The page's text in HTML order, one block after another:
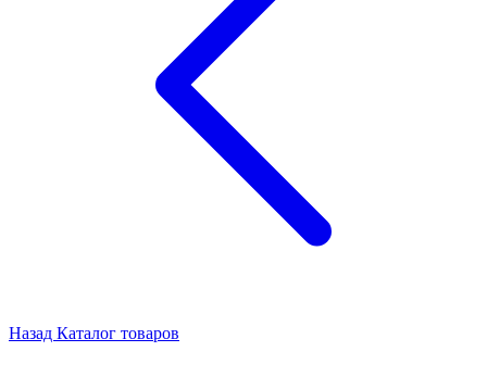
Назад Каталог товаров